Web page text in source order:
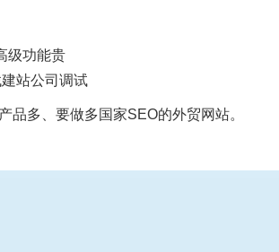
级功能贵
站公司调试
品多、要做多国家SEO的外贸网站。